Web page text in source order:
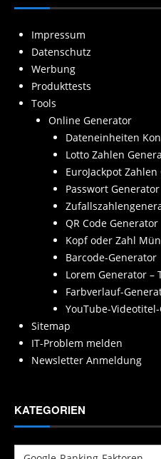
Impressum
Datenschutz
Werbung
Produkttests
Tools
Online Generator
Dateneinheiten
Lotto Zahlen
EuroJackpot
Passwort Generator
QR Code Generator
Kopf oder Zahl
Barcode-Generator
Lorem Generator –
Farbverlauf-
YouTube-
Sitemap
IT-Problem melden
Newsletter Anmeldung
KATEGORIEN
Kategorien